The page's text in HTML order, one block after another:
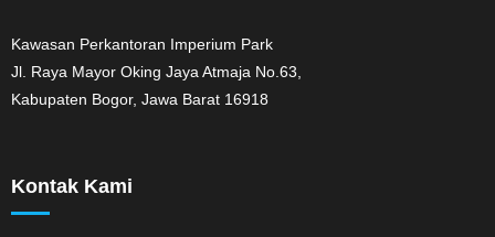
Kawasan Perkantoran Imperium Park
Jl. Raya Mayor Oking Jaya Atmaja No.63,
Kabupaten Bogor, Jawa Barat 16918
Kontak Kami